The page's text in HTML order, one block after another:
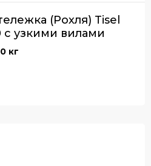
(Рохля) Tisel
с узкими вилами
кг